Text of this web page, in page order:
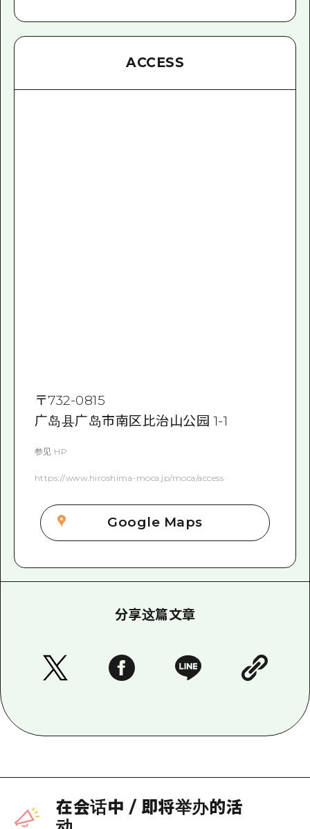
ACCESS
〒732-0815
广岛县广岛市南区比治山公园 1-1
参见 HP
https://www.hiroshima-moca.jp/moca/access
Google Maps
分享这篇文章
在会话中 / 即将举办的活